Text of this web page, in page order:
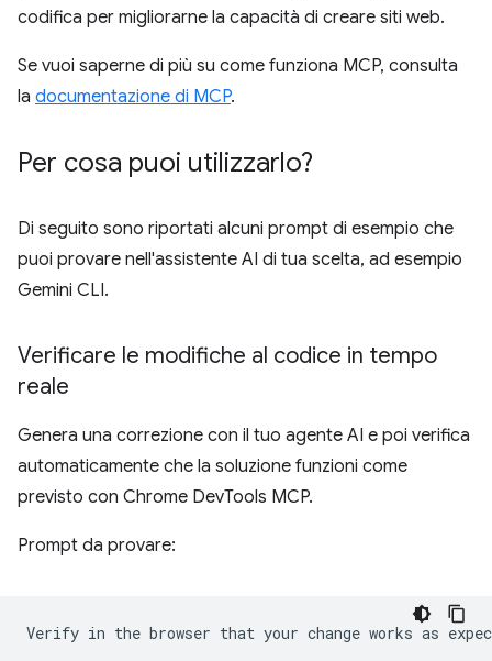
codifica per migliorarne la capacità di creare siti web.
Se vuoi saperne di più su come funziona MCP, consulta
la documentazione di MCP.
Per cosa puoi utilizzarlo?
Di seguito sono riportati alcuni prompt di esempio che
puoi provare nell'assistente AI di tua scelta, ad esempio
Gemini CLI.
Verificare le modifiche al codice in tempo
reale
Genera una correzione con il tuo agente AI e poi verifica
automaticamente che la soluzione funzioni come
previsto con Chrome DevTools MCP.
Prompt da provare: